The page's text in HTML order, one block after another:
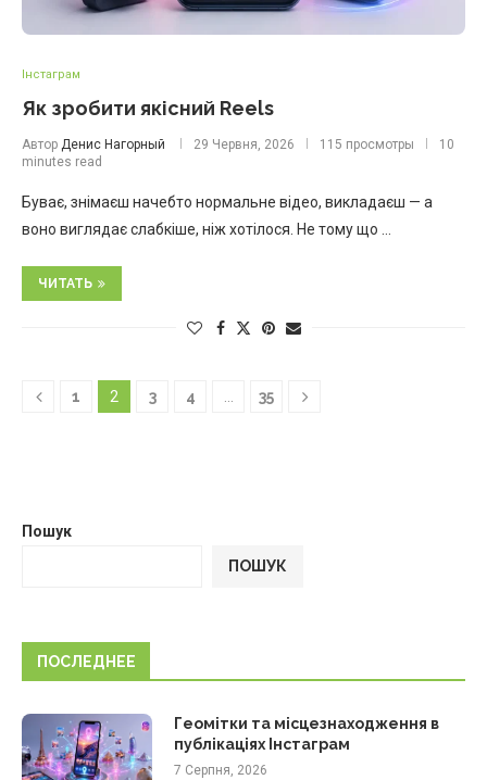
Інстаграм
Як зробити якісний Reels
Автор Денис Нагорный 29 Червня, 2026 115 просмотры
10
minutes read
Буває, знімаєш начебто нормальне відео, викладаєш — а
воно виглядає слабкіше, ніж хотілося. Не тому що …
ЧИТАТЬ
1 2 3 4 35
Пошук
ПОШУК
ПОСЛЕДНЕЕ
Геомітки та місцезнаходження в
публікаціях Інстаграм
7 Серпня, 2026